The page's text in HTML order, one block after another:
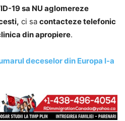
19 sa NU aglomereze
ci sa contacteze telefonic
din apropiere.
deceselor din Europa l-a